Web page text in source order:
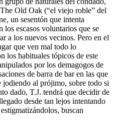
Old Oak (“el viejo roble” del
un sesentón que intenta
los escasos voluntarios que se
a los nuevos vecinos. Pero en el
que ven mal todo lo
los habituales tópicos de este
por los demagogos de
de barra de bar en las que
jodiendo al prójimo, sobre todo si
dado, T.J. tendrá que decidir de
desde tan lejos intentando
buscan